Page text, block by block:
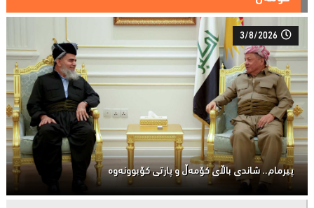
3/8/2026
پیرمام.. شاندی باڵای كۆمه‌ڵ و پارتی كۆبوونه‌وه‌